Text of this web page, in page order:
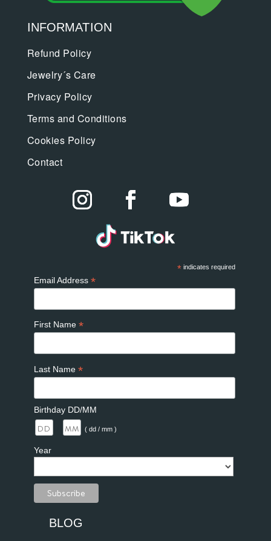
INFORMATION
Refund Policy
Jewelry´s Care
Privacy Policy
Terms and Conditions
Cookies Policy
Contact
* indicates required
Email Address *
First Name *
Last Name *
Birthday DD/MM
( dd / mm )
Year
BLOG